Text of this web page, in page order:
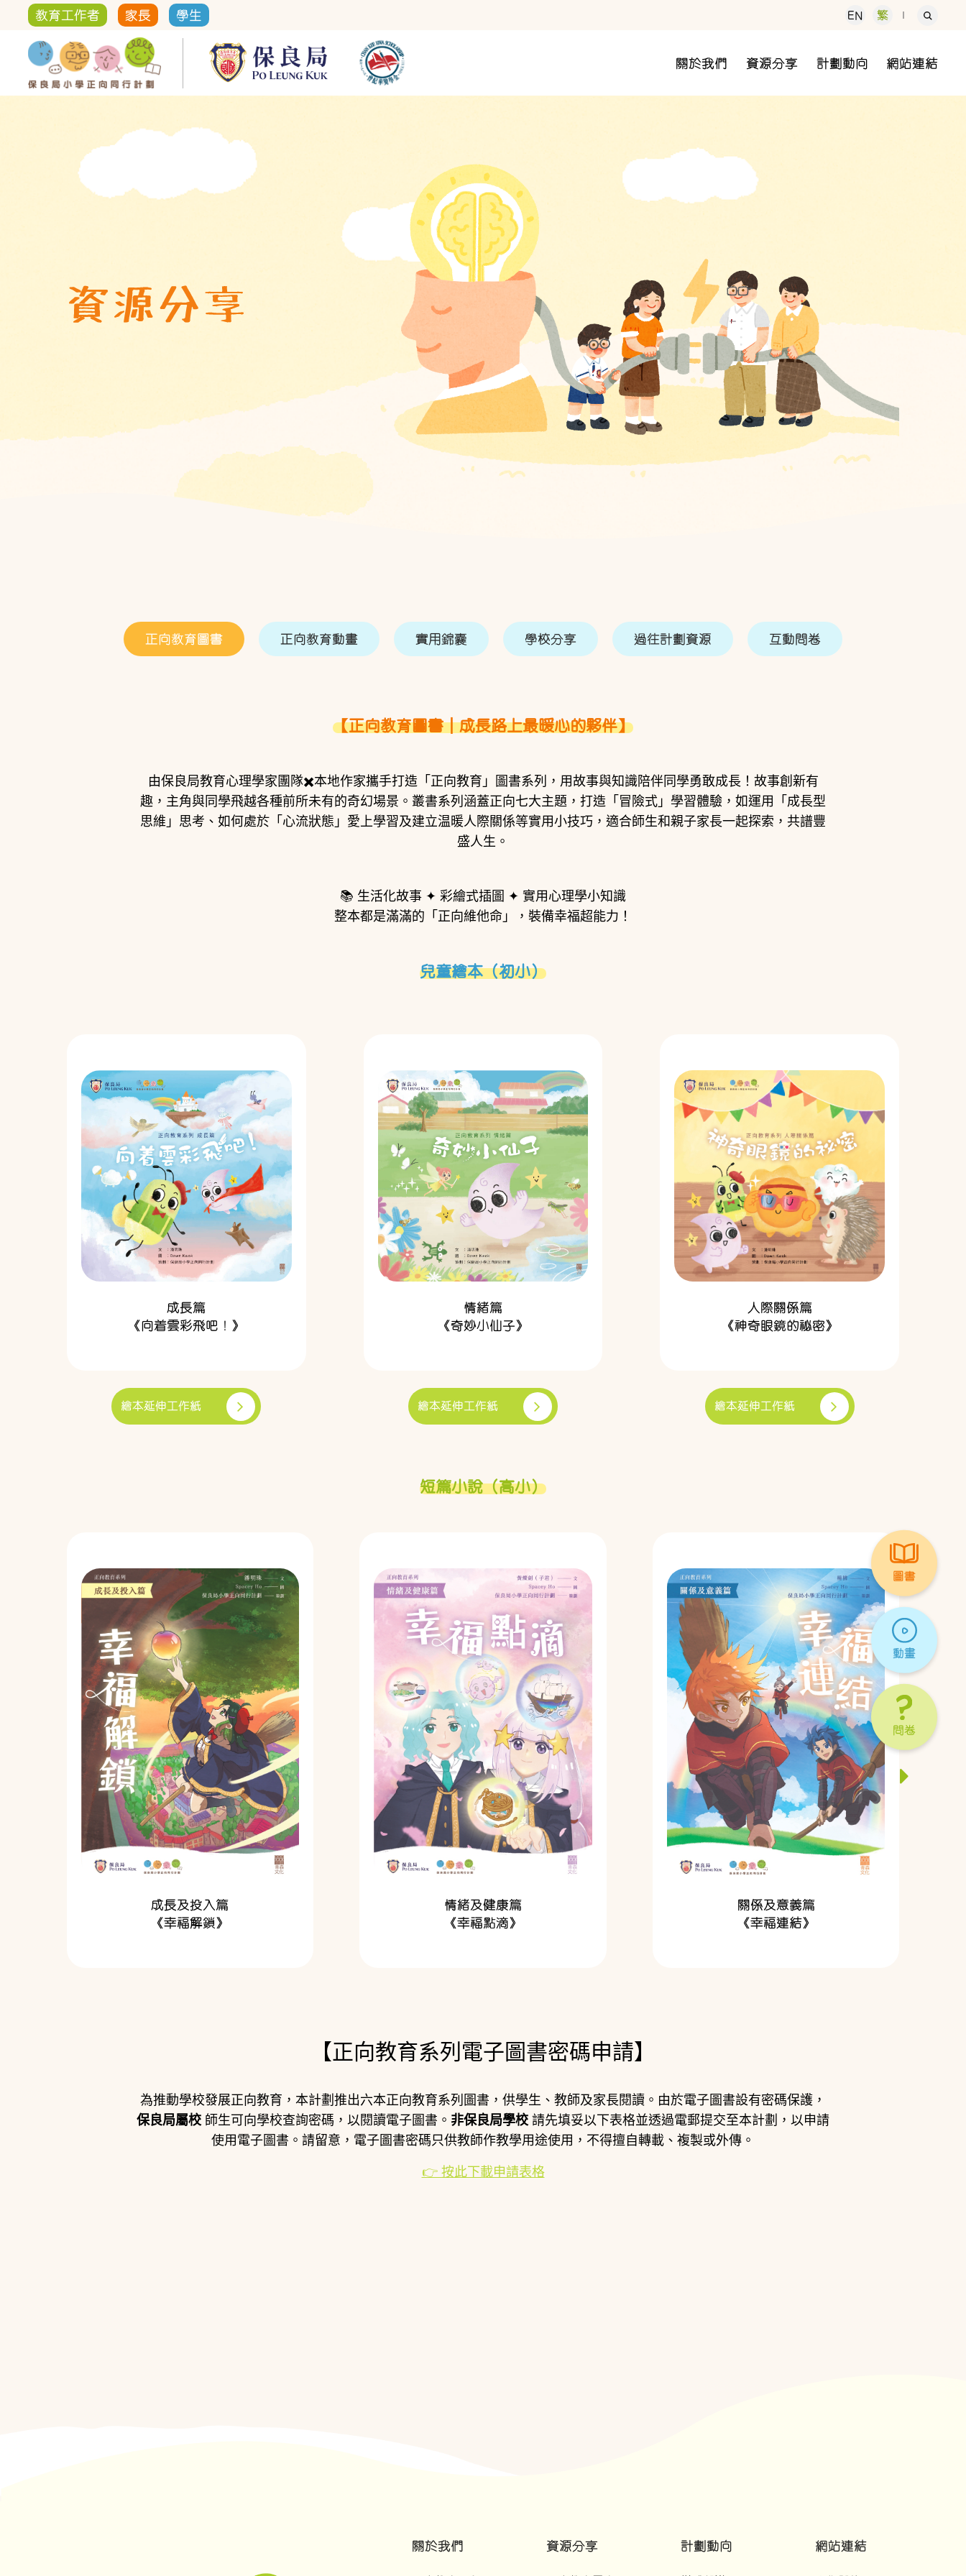
教育工作者 家長 學生 EN 繁
關於我們 資源分享 計劃動向 網站連結
圖書
動畫
問卷
正向教育圖書 正向教育動畫 實用錦囊 學校分享 過往計劃資源 互動問卷
【正向教育圖書｜成長路上最暖心的夥伴】
由保良局教育心理學家團隊✖️本地作家攜手打造「正向教育」圖書系列，用故事與知識陪伴同學勇敢成長！故事創新有
趣，主角與同學飛越各種前所未有的奇幻場景。叢書系列涵蓋正向七大主題，打造「冒險式」學習體驗，如運用「成長型
思維」思考、如何處於「心流狀態」愛上學習及建立温暖人際關係等實用小技巧，適合師生和親子家長一起探索，共譜豐
盛人生。
📚 生活化故事 ✦ 彩繪式插圖 ✦ 實用心理學小知識
整本都是滿滿的「正向維他命」，裝備幸福超能力！
兒童繪本（初小）
成長篇
《向着雲彩飛吧！》
繪本延伸工作紙
情緒篇
《奇妙小仙子》
繪本延伸工作紙
人際關係篇
《神奇眼鏡的祕密》
繪本延伸工作紙
短篇小說（高小）
成長及投入篇
《幸福解鎖》
情緒及健康篇
《幸福點滴》
關係及意義篇
《幸福連結》
【正向教育系列電子圖書密碼申請】
為推動學校發展正向教育，本計劃推出六本正向教育系列圖書，供學生、教師及家長閱讀。由於電子圖書設有密碼保護，
保良局屬校 師生可向學校查詢密碼，以閱讀電子圖書。 非保良局學校 請先填妥以下表格並透過電郵提交至本計劃，以申請
使用電子圖書。請留意，電子圖書密碼只供教師作教學用途使用，不得擅自轉載、複製或外傳。
👉 按此下載申請表格
關於我們 資源分享 計劃動向 網站連結